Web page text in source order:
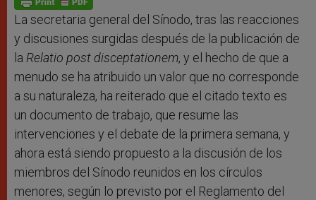
p e
r
k
La secretaria general del Sínodo, tras las reacciones
y discusiones surgidas después de la publicación de
la Relatio post disceptationem, y el hecho de que a
menudo se ha atribuido un valor que no corresponde
a su naturaleza, ha reiterado que el citado texto es
un documento de trabajo, que resume las
intervenciones y el debate de la primera semana, y
ahora está siendo propuesto a la discusión de los
miembros del Sínodo reunidos en los círculos
menores, según lo previsto por el Reglamento del